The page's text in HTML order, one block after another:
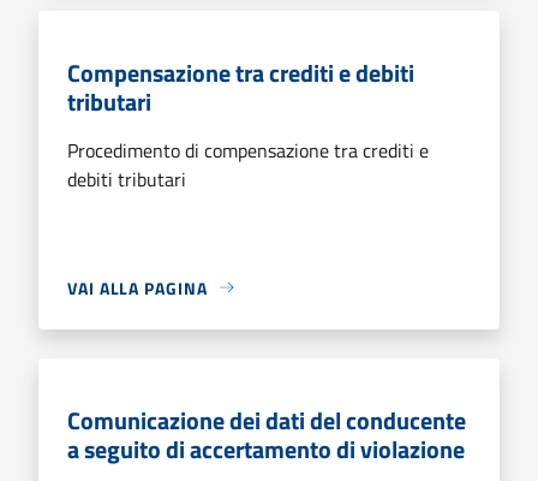
Compensazione tra crediti e debiti
tributari
Procedimento di compensazione tra crediti e
debiti tributari
VAI ALLA PAGINA
Comunicazione dei dati del conducente
a seguito di accertamento di violazione